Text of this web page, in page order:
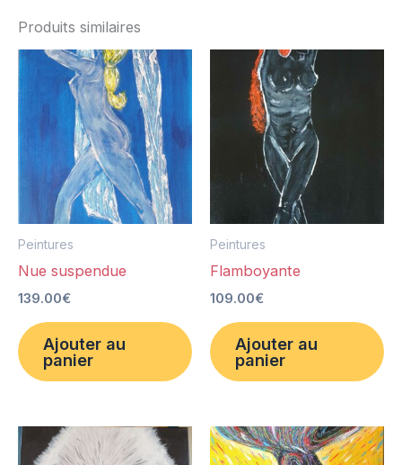
Produits similaires
Peintures
Nue suspendue
139.00€
Ajouter au
panier
Peintures
Flamboyante
109.00€
Ajouter au
panier